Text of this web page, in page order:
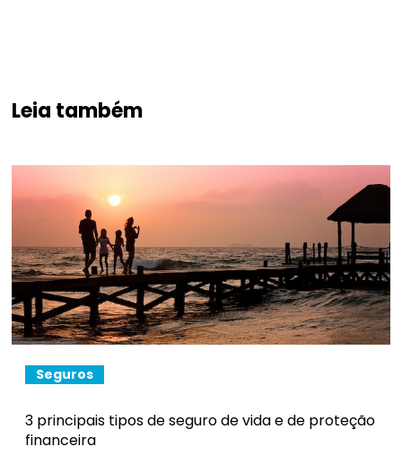
Leia também
Seguros
3 principais tipos de seguro de vida e de proteção
financeira